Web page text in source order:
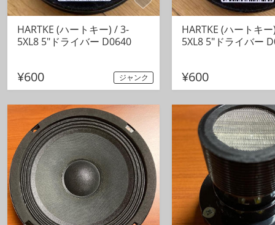
HARTKE (ハートキー) / 3-
5XL8 5"ドライバー D0640
¥600 ジャンク
HARTKE (ハートキ
5XL8 5"ドライバー
¥600